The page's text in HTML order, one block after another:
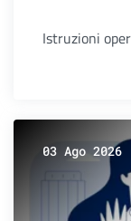
Istruzioni
03 Ago 2026